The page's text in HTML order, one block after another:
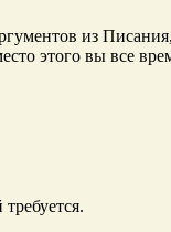
из
этого вы все